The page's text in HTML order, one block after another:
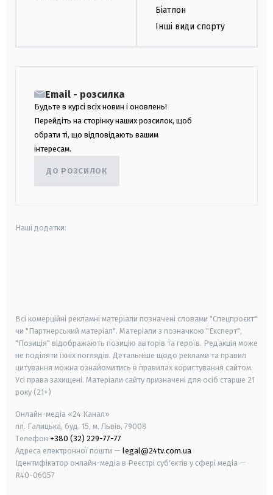
Біатлон
Інші види спорту
Email - розсилка
Будьте в курсі всіх новин і оновлень!
Перейдіть на сторінку наших розсилок, щоб
обрати ті, що відповідають вашим
інтересам.
ДО РОЗСИЛОК
Наші додатки:
Всі комерційні рекламні матеріали позначені словами "Спецпроєкт"
чи "Партнерський матеріал". Матеріали з позначкою "Експерт",
"Позиція" відображають позицію авторів та героїв. Редакція може
не поділяти їхніх поглядів. Детальніше щодо реклами та правил
цитування можна ознайомитись в правилах користування сайтом.
Усі права захищені. Матеріали сайту призначені для осіб старше 21
року (21+)
Онлайн-медіа «24 Канал»
пл. Галицька, буд. 15, м. Львів, 79008
Телефон +380 (32) 229-77-77
Адреса електронної пошти — legal@24tv.com.ua
Ідентифікатор онлайн-медіа в Реєстрі суб'єктів у сфері медіа —
R40-06057